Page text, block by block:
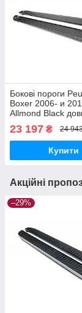
Бокові пороги
Boxer 2006- и
Allmond Black
23 197 ₴ 24
Купити
Акційні
–29%